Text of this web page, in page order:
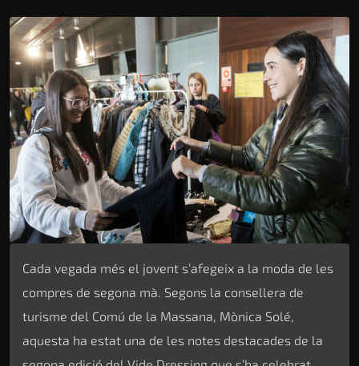
Cada vegada més el jovent s’afegeix a la moda de les
compres de segona mà. Segons la consellera de
turisme del Comú de la Massana, Mònica Solé,
aquesta ha estat una de les notes destacades de la